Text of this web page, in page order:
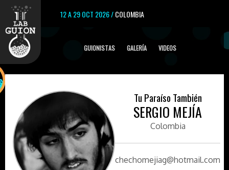
12 A 29 OCT 2026 /COLOMBIA
GUIONISTAS GALERÍA VIDEOS
Tu Paraíso También
SERGIO MEJÍA
Colombia
chechomejiag@hotmail.com